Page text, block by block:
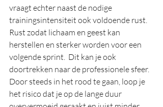
vraagt echter naast de nodige
trainingsintensiteit ook voldoende rust.
Rust zodat lichaam en geest kan
herstellen en sterker worden voor een
volgende sprint.  Dit kan je ook
doortrekken naar de professionele sfeer.
Door steeds in het rood te gaan, loop je
het risico dat je op de lange duur